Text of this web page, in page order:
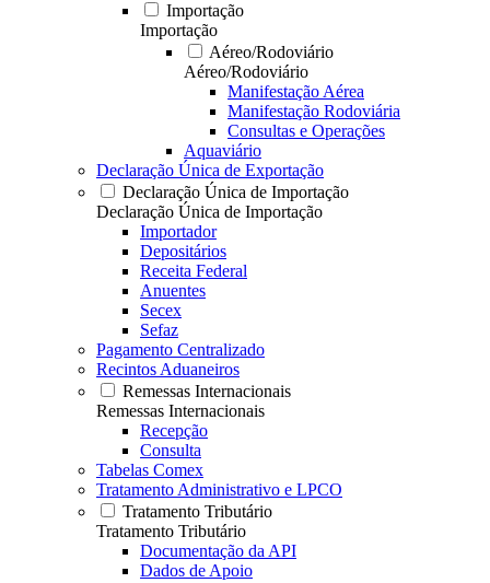
Importação
Importação
Aéreo/Rodoviário
Aéreo/Rodoviário
Manifestação Aérea
Manifestação Rodoviária
Consultas e Operações
Aquaviário
Declaração Única de Exportação
Declaração Única de Importação
Declaração Única de Importação
Importador
Depositários
Receita Federal
Anuentes
Secex
Sefaz
Pagamento Centralizado
Recintos Aduaneiros
Remessas Internacionais
Remessas Internacionais
Recepção
Consulta
Tabelas Comex
Tratamento Administrativo e LPCO
Tratamento Tributário
Tratamento Tributário
Documentação da API
Dados de Apoio